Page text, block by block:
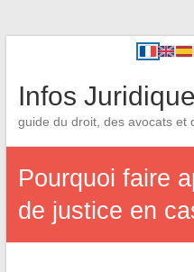
Infos
guide du droit, des avocats et
Pourquoi faire
de justice en